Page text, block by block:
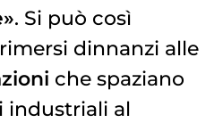
. Si può così
dinnanzi alle
che spaziano
industriali al